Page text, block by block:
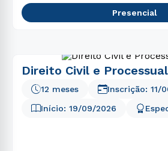
Presencial
Direito Civil e
Início: 19/09/2026
12 meses
Inscrição: 11/